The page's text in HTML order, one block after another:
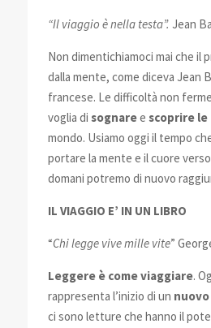
“Il viaggio è nella testa”. Jean
Non dimentichiamoci mai che il
dalla mente, come diceva Jean
francese. Le difficoltà non
voglia di sognaree scoprire
mondo. Usiamo oggi il tempo
portare la mente e il cuore
domani potremo di nuovo
IL VIAGGIO E’ IN UN LIBRO
“Chi legge vive mille vite”
Leggere è come viaggiare.
rappresenta l’inizio di un
ci sono letture che hanno il